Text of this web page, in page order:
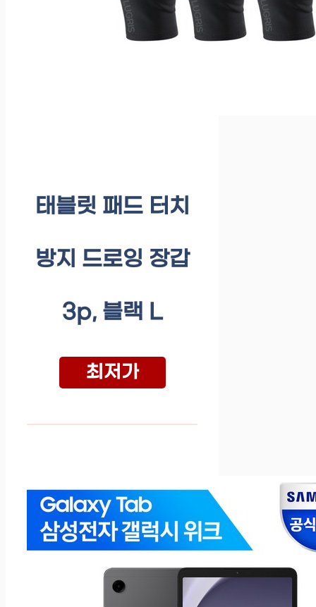
태블릿 패드 터치
방지 드로잉 장갑
3p, 블랙 L
최저가